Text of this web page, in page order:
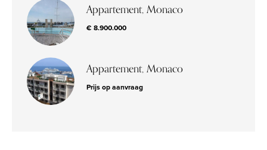
Appartement, Monaco
€ 8.900.000
Appartement, Monaco
Prijs op aanvraag